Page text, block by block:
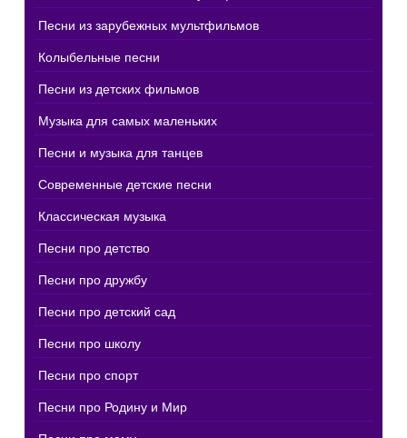
Песни из зарубежных мультфильмов
Колыбельные песни
Песни из детских фильмов
Музыка для самых маленьких
Песни и музыка для танцев
Современные детские песни
Классическая музыка
Песни про детство
Песни про дружбу
Песни про детский сад
Песни про школу
Песни про спорт
Песни про Родину и Мир